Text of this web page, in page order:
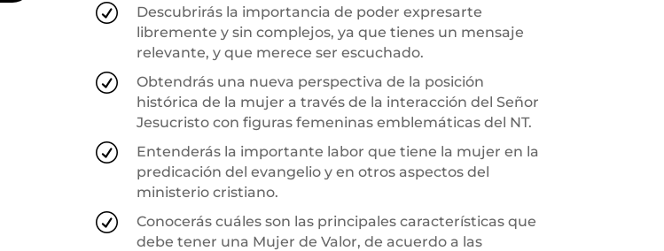
R
Descubrirás la importancia de poder expresarte
libremente y sin complejos, ya que tienes un mensaje
relevante, y que merece ser escuchado.
R
Obtendrás una nueva perspectiva de la posición
histórica de la mujer a través de la interacción del Señor
Jesucristo con figuras femeninas emblemáticas del NT.
R
Entenderás la importante labor que tiene la mujer en la
predicación del evangelio y en otros aspectos del
ministerio cristiano.
R
Conocerás cuáles son las principales características que
debe tener una Mujer de Valor, de acuerdo a las